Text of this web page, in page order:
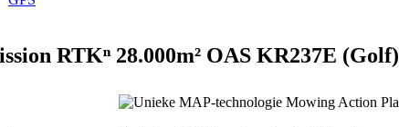
RTKⁿ 28.000m² OAS KR237E (Golf)